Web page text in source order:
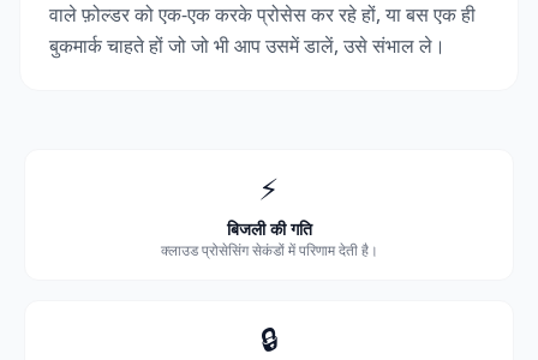
वाले फ़ोल्डर को एक-एक करके प्रोसेस कर रहे हों, या बस एक ही
बुकमार्क चाहते हों जो जो भी आप उसमें डालें, उसे संभाल ले।
⚡
बिजली की गति
क्लाउड प्रोसेसिंग सेकंडों में परिणाम देती है।
🔒